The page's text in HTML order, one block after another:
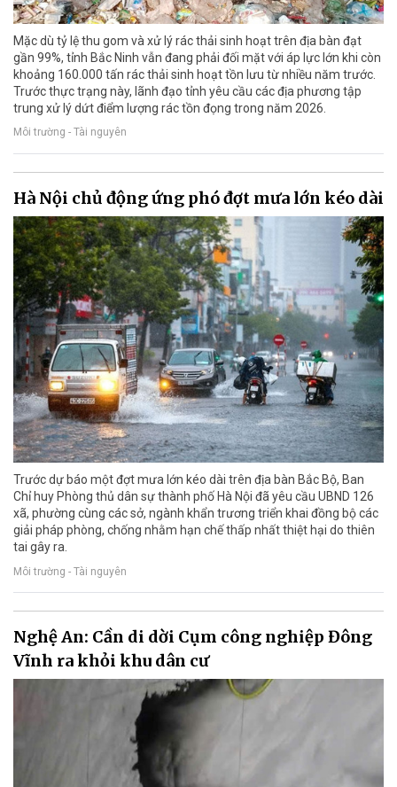
Mặc dù tỷ lệ thu gom và xử lý rác thải sinh hoạt trên địa bàn đạt
gần 99%, tỉnh Bắc Ninh vẫn đang phải đối mặt với áp lực lớn khi còn
khoảng 160.000 tấn rác thải sinh hoạt tồn lưu từ nhiều năm trước.
Trước thực trạng này, lãnh đạo tỉnh yêu cầu các địa phương tập
trung xử lý dứt điểm lượng rác tồn đọng trong năm 2026.
Môi trường - Tài nguyên
Hà Nội chủ động ứng phó đợt mưa lớn kéo dài
Trước dự báo một đợt mưa lớn kéo dài trên địa bàn Bắc Bộ, Ban
Chỉ huy Phòng thủ dân sự thành phố Hà Nội đã yêu cầu UBND 126
xã, phường cùng các sở, ngành khẩn trương triển khai đồng bộ các
giải pháp phòng, chống nhằm hạn chế thấp nhất thiệt hại do thiên
tai gây ra.
Môi trường - Tài nguyên
Nghệ An: Cần di dời Cụm công nghiệp Đông
Vĩnh ra khỏi khu dân cư